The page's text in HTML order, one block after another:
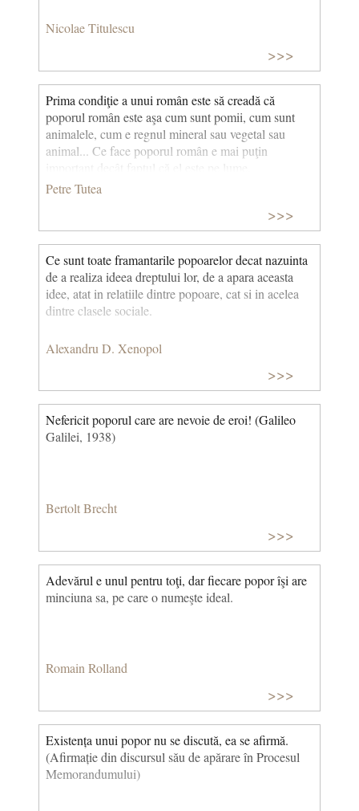
Nicolae Titulescu
>>>
Prima condiţie a unui român este să creadă că
poporul român este aşa cum sunt pomii, cum sunt
animalele, cum e regnul mineral sau vegetal sau
animal... Ce face poporul român e mai puţin
Petre Tutea
>>>
Ce sunt toate framantarile popoarelor decat nazuinta
de a realiza ideea dreptului lor, de a apara aceasta
idee, atat in relatiile dintre popoare, cat si in acelea
dintre clasele sociale.
Alexandru D. Xenopol
>>>
Nefericit poporul care are nevoie de eroi! (Galileo
Galilei, 1938)
Bertolt Brecht
>>>
Adevărul e unul pentru toţi, dar fiecare popor îşi are
minciuna sa, pe care o numeşte ideal.
Romain Rolland
>>>
Existența unui popor nu se discută, ea se afirmă.
(Afirmație din discursul său de apărare în Procesul
Memorandumului)